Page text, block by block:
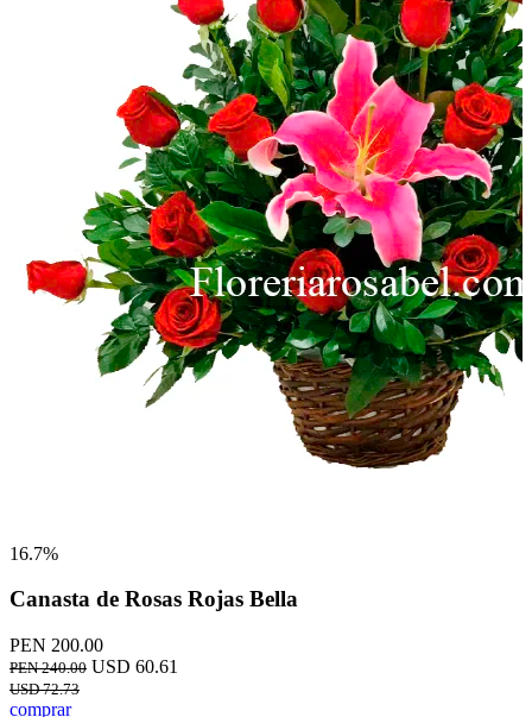
16.7%
Canasta de Rosas Rojas Bella
PEN 200.00
PEN 240.00 USD 60.61
USD 72.73
comprar